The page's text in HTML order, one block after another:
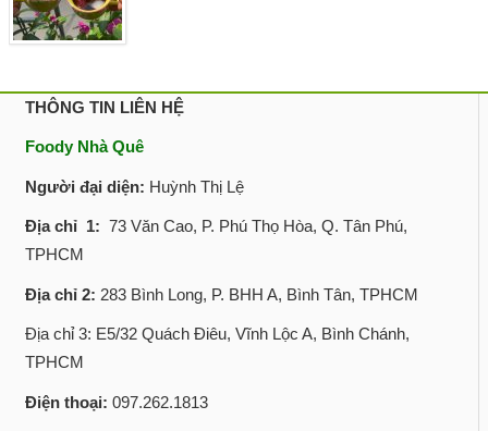
THÔNG TIN LIÊN HỆ
Foody Nhà Quê
Người đại diện: Huỳnh Thị Lệ
Địa chỉ 1: 73 Văn Cao, P. Phú Thọ Hòa, Q. Tân Phú,
TPHCM
Địa chỉ 2: 283 Bình Long, P. BHH A, Bình Tân, TPHCM
Địa chỉ 3: E5/32 Quách Điêu, Vĩnh Lộc A, Bình Chánh,
TPHCM
Điện thoại: 097.262.1813